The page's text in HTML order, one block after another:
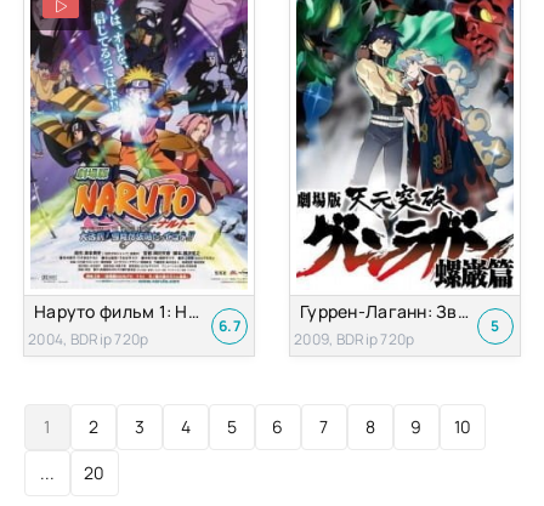
Наруто фильм 1: Ниндзя в стране снега
2004, BDRip 720p
6.7
Гуррен-Лаганн: Звёздный свет [2009]
2009, BDRip 720p
5
1 2 3 4 5 6 7 8 9
10
...
20